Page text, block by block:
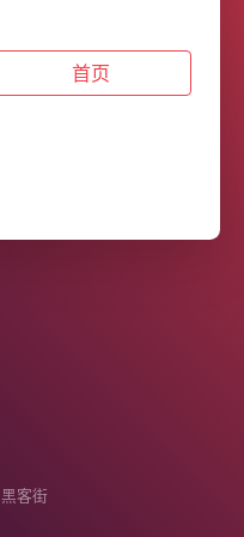
首页
黑客街